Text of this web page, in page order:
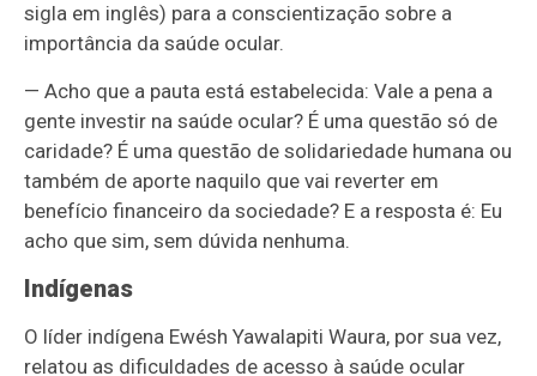
sigla em inglês) para a conscientização sobre a
importância da saúde ocular.
— Acho que a pauta está estabelecida: Vale a pena a
gente investir na saúde ocular? É uma questão só de
caridade? É uma questão de solidariedade humana ou
também de aporte naquilo que vai reverter em
benefício financeiro da sociedade? E a resposta é: Eu
acho que sim, sem dúvida nenhuma.
Indígenas
O líder indígena Ewésh Yawalapiti Waura, por sua vez,
relatou as dificuldades de acesso à saúde ocular